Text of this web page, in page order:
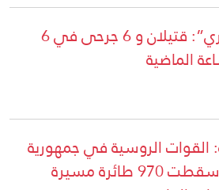
لبنان| “التحكم المروري”: قتيلان و 6 جرحى في 6
القوات الروسية في جمهورية
دونيتسك الشعبية أسقطت 970 طائرة مسيرة